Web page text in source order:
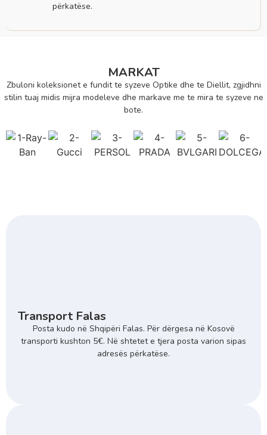
përkatëse.
MARKAT
Zbuloni koleksionet e fundit te syzeve Optike dhe te Diellit, zgjidhni
stilin tuaj midis mijra modeleve dhe markave me te mira te syzeve ne
bote.
Transport Falas
Posta kudo në Shqipëri Falas. Për dërgesa në Kosovë
transporti kushton 5€. Në shtetet e tjera posta varion sipas
adresës përkatëse.